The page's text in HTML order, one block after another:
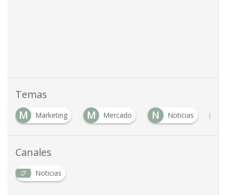
Temas
M Marketing M Mercado N Noticias
Canales
Noticias